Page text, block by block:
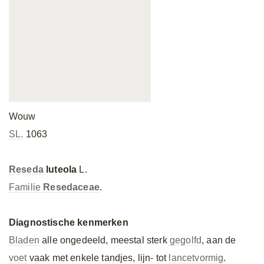
Wouw
SL. 1063
Resedaluteola L.
Familie Resedaceae.
Diagnostische kenmerken
Bladen alle ongedeeld, meestal sterk gegolfd, aan de
voetvaak met enkele tandjes, lijn- tot lancetvormig.